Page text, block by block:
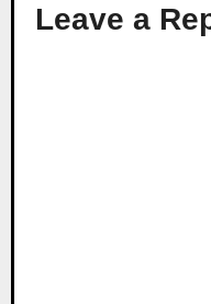
Leave a